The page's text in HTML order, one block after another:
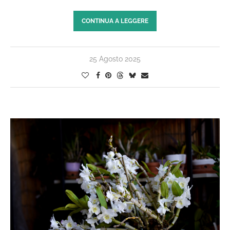
CONTINUA A LEGGERE
25 Agosto 2025